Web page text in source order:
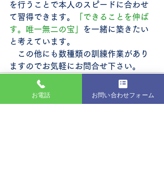
を行うことで本人のスピードに合わせ
て習得できます。
「できることを伸ば
す。唯一無二の宝」
を一緒に築きたい
と考えています。
この他にも数種類の訓練作業があり
ますのでお気軽にお問合せ下さい。
お電話 お問い合わせフォーム